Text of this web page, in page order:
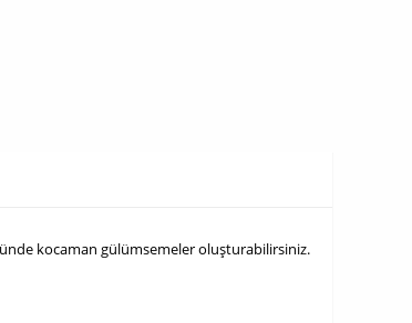
kocaman gülümsemeler oluşturabilirsiniz.